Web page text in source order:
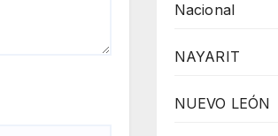
Nacional
NAYARIT
NUEVO LEÓN